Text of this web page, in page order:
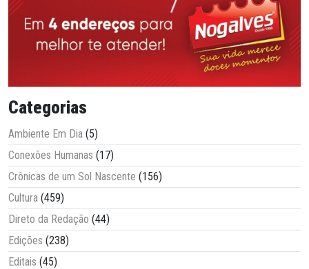
Categorias
Ambiente Em Dia (5)
Conexões Humanas (17)
Crônicas de um Sol Nascente (156)
Cultura (459)
Direto da Redação (44)
Edições (238)
Editais (45)